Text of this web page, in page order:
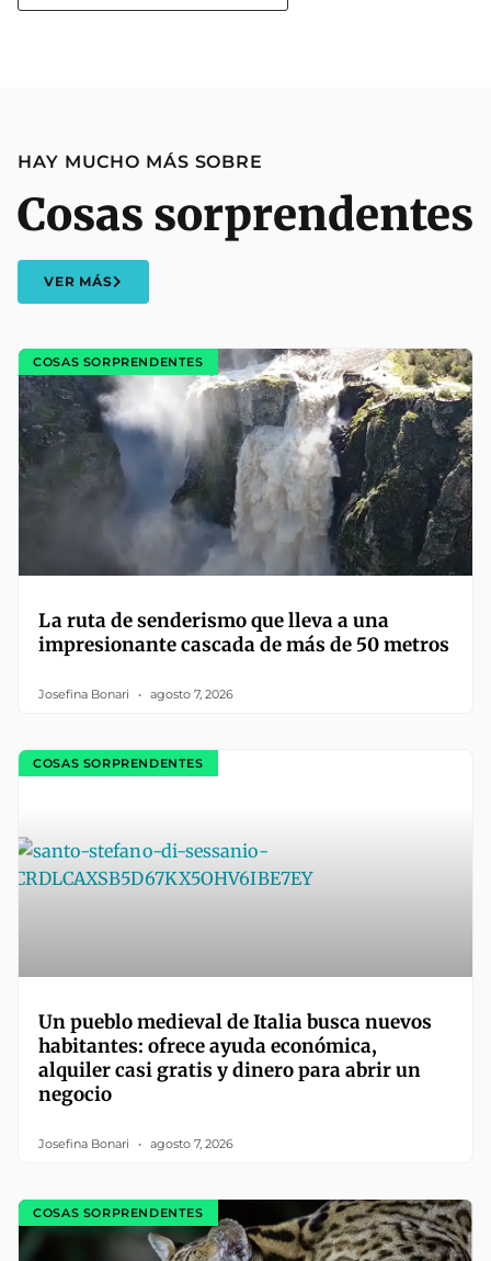
HAY MUCHO MÁS SOBRE
Cosas sorprendentes
VER MÁS
COSAS SORPRENDENTES
La ruta de senderismo que lleva a una
impresionante cascada de más de 50 metros
Josefina Bonari agosto 7, 2026
COSAS SORPRENDENTES
Un pueblo medieval de Italia busca nuevos
habitantes: ofrece ayuda económica,
alquiler casi gratis y dinero para abrir un
negocio
Josefina Bonari agosto 7, 2026
COSAS SORPRENDENTES